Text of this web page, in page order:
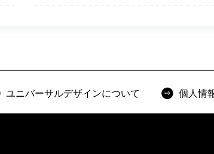
ユニバーサルデザインについて 個人情